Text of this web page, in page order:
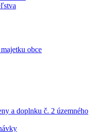
obce
a doplnku č. 2 územného